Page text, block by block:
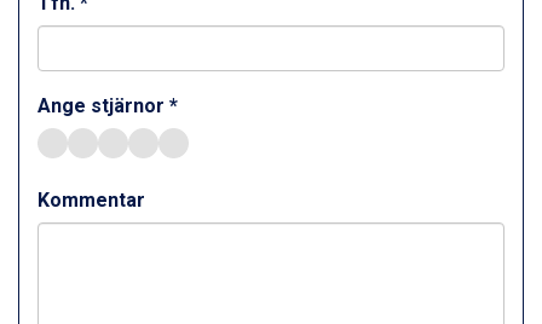
La Thuile från 7.045 kr.
Bad Hofgastein från 8.595 kr.
Saalbach från 9.445 kr.
Sölden från 12.995 kr.
Passo Tonale från 5.895 kr.
Sestriere från 6.945 kr.
Ange stjärnor *
Kommentar